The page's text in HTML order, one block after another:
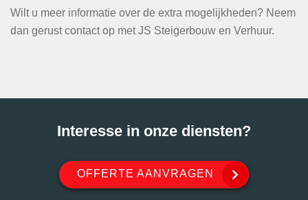
Wilt u meer informatie over de extra mogelijkheden? Neem
dan gerust contact op met JS Steigerbouw en Verhuur.
Interesse in onze diensten?
OFFERTE AANVRAGEN